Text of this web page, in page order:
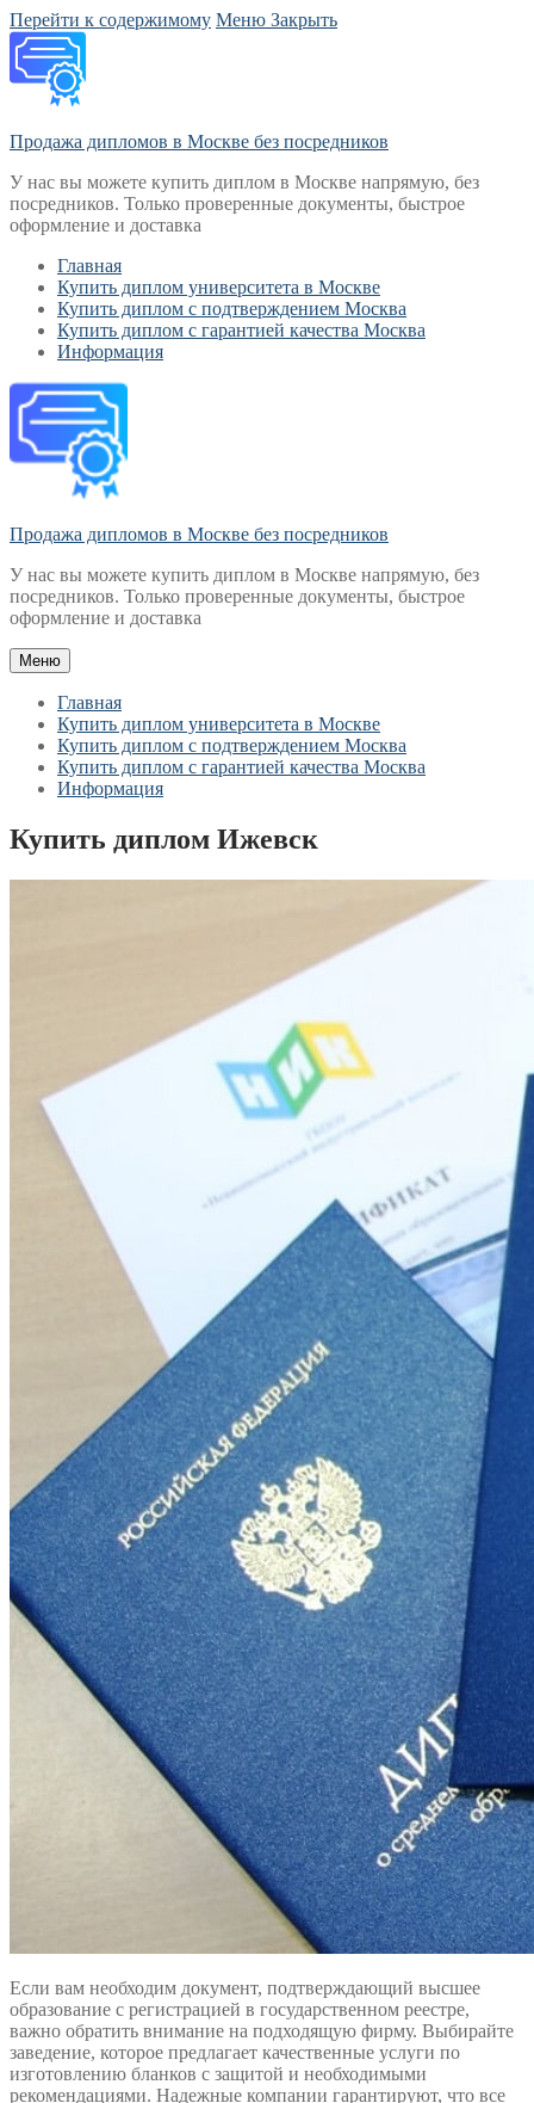
Перейти к содержимому Меню Закрыть
Продажа дипломов в Москве без посредников
У нас вы можете купить диплом в Москве напрямую, без
посредников. Только проверенные документы, быстрое
оформление и доставка
Главная
Купить диплом университета в Москве
Купить диплом с подтверждением Москва
Купить диплом с гарантией качества Москва
Информация
Продажа дипломов в Москве без посредников
У нас вы можете купить диплом в Москве напрямую, без
посредников. Только проверенные документы, быстрое
оформление и доставка
Меню
Главная
Купить диплом университета в Москве
Купить диплом с подтверждением Москва
Купить диплом с гарантией качества Москва
Информация
Купить диплом Ижевск
Если вам необходим документ, подтверждающий высшее
образование с регистрацией в государственном реестре,
важно обратить внимание на подходящую фирму. Выбирайте
заведение, которое предлагает качественные услуги по
изготовлению бланков с защитой и необходимыми
рекомендациями. Надежные компании гарантируют, что все